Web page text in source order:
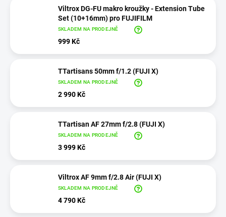
Viltrox DG-FU makro kroužky - Extension Tube
Set (10+16mm) pro FUJIFILM
SKLADEM NA PRODEJNĚ
999 Kč
TTartisans 50mm f/1.2 (FUJI X)
SKLADEM NA PRODEJNĚ
2 990 Kč
TTartisan AF 27mm f/2.8 (FUJI X)
SKLADEM NA PRODEJNĚ
3 999 Kč
Viltrox AF 9mm f/2.8 Air (FUJI X)
SKLADEM NA PRODEJNĚ
4 790 Kč